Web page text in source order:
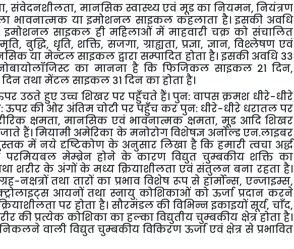
,संवेदनशीलता, मानसिक स्वास्थ्य एवं मूड का नियमन,नियंत्रण
भावनात्मक या इमोशनल साइकल कहलाता है। इसकी अवधि
इमोशनल साइकल ही महिलाओं में माहवारी चक्र को संचालित
,बुद्धि, धृति, शक्ति, सजगा, ग्राह्यता,प्रज्ञा, ज्ञान,विश्लेषण एवं
या मेन्टल साइकल द्वारा सम्पादित होता है। इसकी अवधि 33
का मानना है कि फिजिकल साइकल 21 दिन,
तथा मेंटल साइकल 31 दिन का होता है।
उठते हुए उच्च शिखर पर पहुँचते हैं। पुन: वापस क्रमश धीरे-धीरे
ऊपर की ओर अंतिम चोटी पर पहुँच कर पुन: धीरे-धीरे धरातल पर
क्षमता, मानसिक एवं भावनात्मक क्षमता, मूड आदि शिखर
हैं। मियामी अमेरिका के मनोरोग विशेषज्ञ अर्नोल्ड एन.लाइबर
में नये दृष्टिकोण के अनुसार लिखा है कि हमारी त्वचा अर्द्ध
परमियबल मेम्ब्रेन होने के कारण विद्युत चुम्बकीय शक्ति का
शरीर के अंगों के मध्य क्रियाशीलता एवं संतुलन बना रहता है।
नक्षत्रों तथा तारों का प्रभाव विशेष रूप से हार्मोन्स,एन्जाइम्स,
आयनों तथा स्नायु कोशिकाओं को ऊर्जा प्रदान करने
पर होता है। सौरमंडल की विभिन्न इकाइयों सूर्य,चाँद,
की प्रत्येक कोशिका का हल्का विद्युतीय चुम्बकीय क्षेत्र होता है।
निकलने वाली विद्युत चुम्बकीय विकिरण ऊर्जा एवं क्षेत्र से प्रभावित